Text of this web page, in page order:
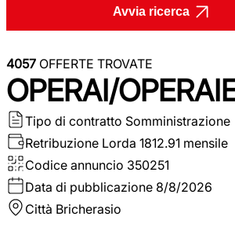
Avvia ricerca
4057 OFFERTE TROVATE
OPERAI/
Tipo di contratto Somministrazione
Retribuzione Lorda 1812.91 mensile
Codice annuncio 350251
Data di pubblicazione 8/8/2026
Città Bricherasio